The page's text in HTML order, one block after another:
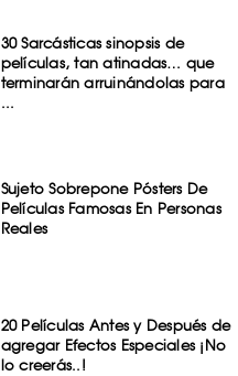
30 Sarcásticas sinopsis de
películas, tan atinadas… que
terminarán arruinándolas para
...
Sujeto Sobrepone Pósters De
Películas Famosas En Personas
Reales
20 Películas Antes y Después de
agregar Efectos Especiales ¡No
lo creerás..!